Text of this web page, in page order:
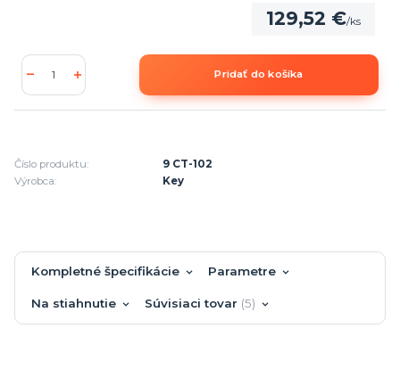
129,52 €/ks
Pridať do košíka
Číslo produktu:
9 CT-102
Výrobca:
Key
Kompletné špecifikácie Parametre
Na stiahnutie Súvisiaci tovar 5